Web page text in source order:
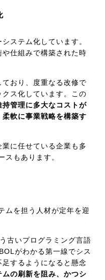
ステム化しています。
仕組みで構築された時
おり、度重なる改修で
ス化しています。この
持管理に多大なコストが
軟に事業戦略を構築す
に任せている企業も多
スもあります。
ムを担う人材が定年を迎
古いプログラミング言語
がわかる第一線でシス
するようになると懸念
ムの刷新を阻み、かつシ